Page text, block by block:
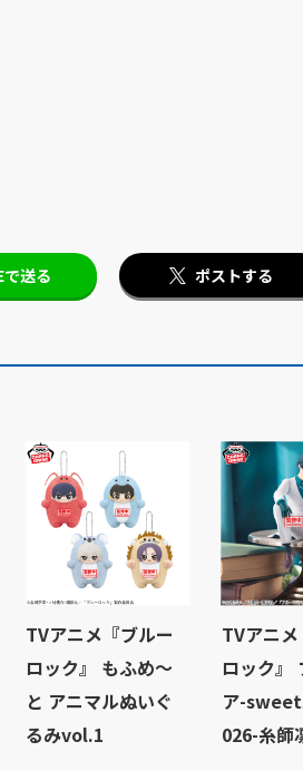
で送る ポストする
TVアニメ『ブルー
ロック』 もふめ～
と アニマルぬいぐ
るみvol.1
TVアニ
ロック』
ア-
026-糸師